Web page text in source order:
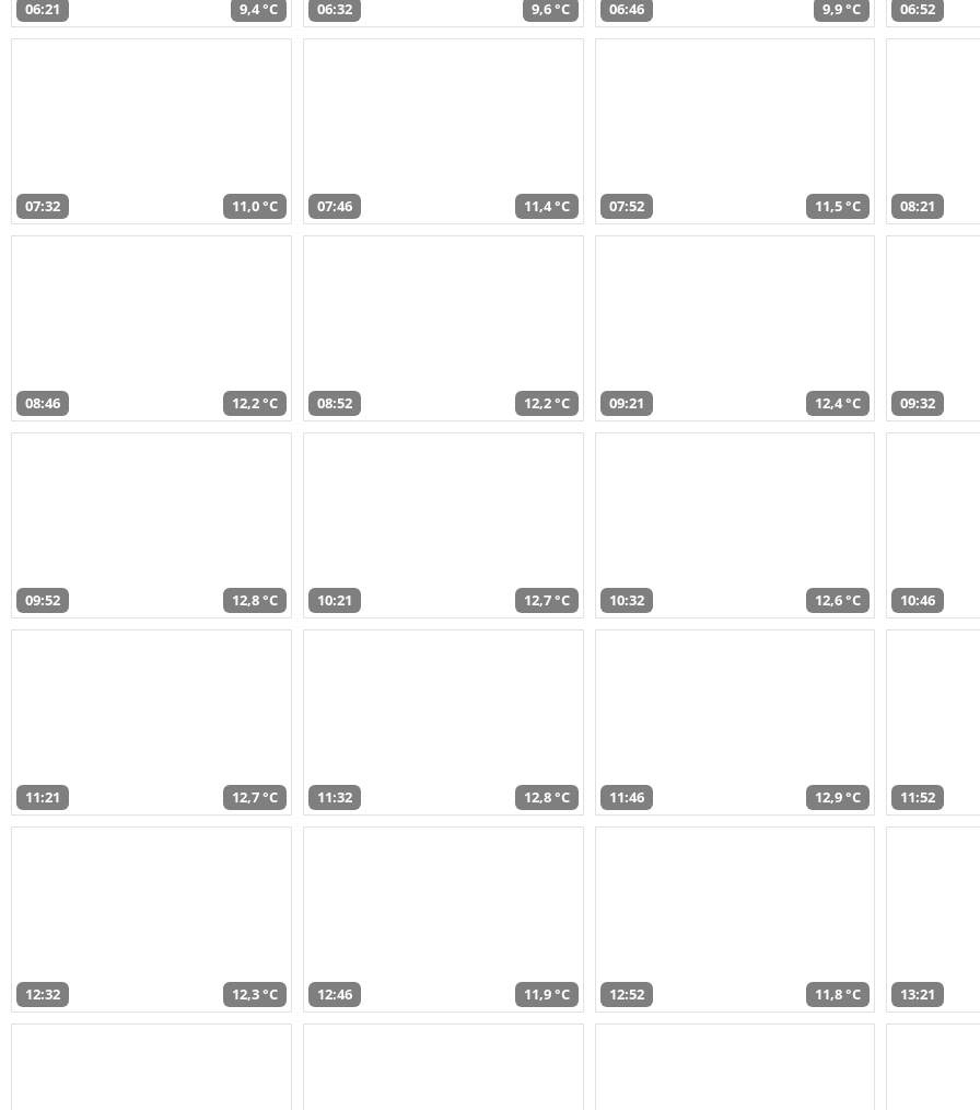
06:21 9,4 °C 06:32 9,6 °C 06:46 9,9 °C 06:52
07:32 11,0 °C 07:46 11,4 °C 07:52 11,5 °C 08:21
08:46 12,2 °C 08:52 12,2 °C 09:21 12,4 °C 09:32
09:52 12,8 °C 10:21 12,7 °C 10:32 12,6 °C 10:46
11:21 12,7 °C 11:32 12,8 °C 11:46 12,9 °C 11:52
12:32 12,3 °C 12:46 11,9 °C 12:52 11,8 °C 13:21